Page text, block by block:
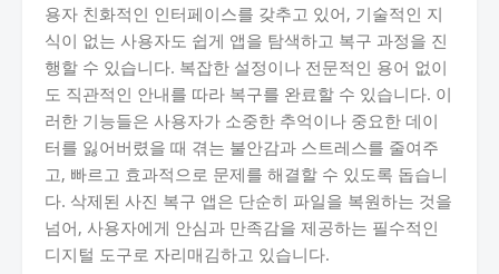
용자 친화적인 인터페이스를 갖추고 있어, 기술적인 지
식이 없는 사용자도 쉽게 앱을 탐색하고 복구 과정을 진
행할 수 있습니다. 복잡한 설정이나 전문적인 용어 없이
도 직관적인 안내를 따라 복구를 완료할 수 있습니다. 이
러한 기능들은 사용자가 소중한 추억이나 중요한 데이
터를 잃어버렸을 때 겪는 불안감과 스트레스를 줄여주
고, 빠르고 효과적으로 문제를 해결할 수 있도록 돕습니
다. 삭제된 사진 복구 앱은 단순히 파일을 복원하는 것을
넘어, 사용자에게 안심과 만족감을 제공하는 필수적인
디지털 도구로 자리매김하고 있습니다.